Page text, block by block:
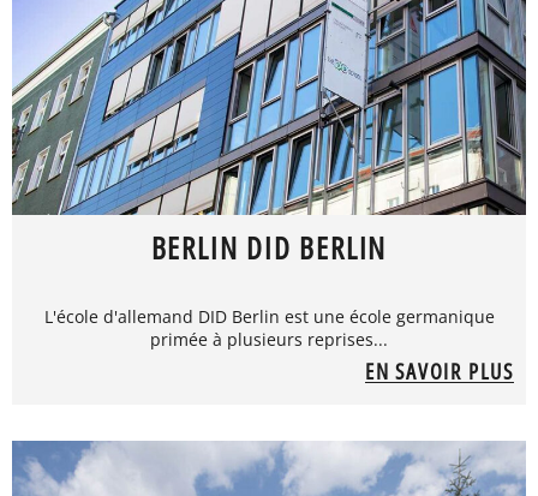
BERLIN DID BERLIN
L'école d'allemand DID Berlin est une école germanique
primée à plusieurs reprises...
EN SAVOIR PLUS